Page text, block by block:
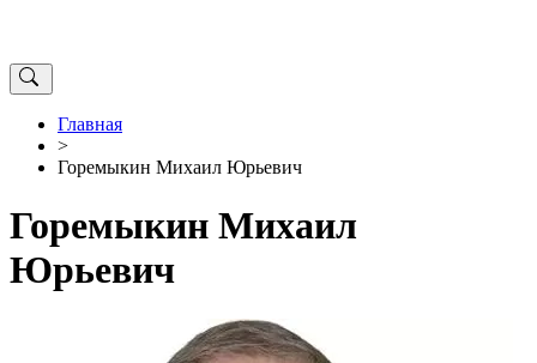
Главная
>
Горемыкин Михаил Юрьевич
Горемыкин Михаил
Юрьевич